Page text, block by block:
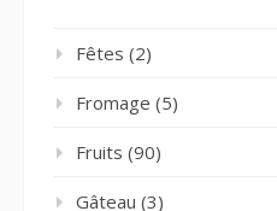
Fêtes (2)
Fromage (5)
Fruits (90)
Gâteau (3)